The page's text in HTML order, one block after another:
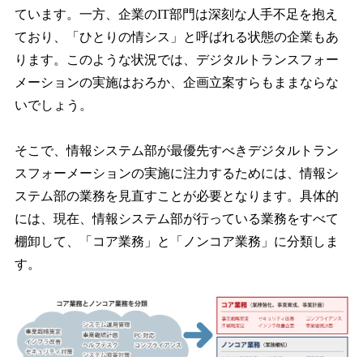
ています。一方、企業のIT部門は深刻な人手不足を抱え
ており、「ひとりの情シス」と呼ばれる状態の企業もあ
ります。このような状況では、デジタルトランスフォー
メーションの実施はおろか、企画立案すらもままならな
いでしょう。
そこで、情報システム部が最優先すべきデジタルトラン
スフォーメーションの実施に注力するためには、情報シ
ステム部の業務を見直すことが必要となります。具体的
には、現在、情報システム部が行っている業務をすべて
棚卸して、「コア業務」と「ノンコア業務」に分類しま
す。